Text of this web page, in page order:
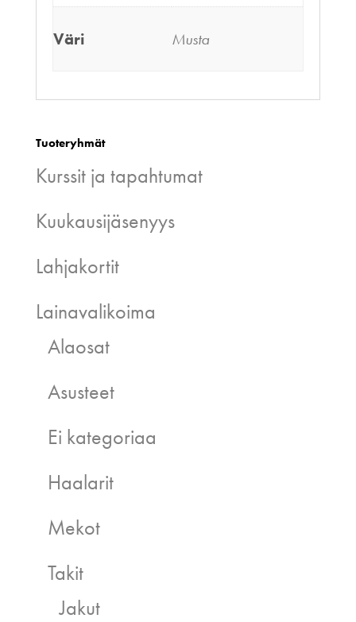
Väri Musta
Tuoteryhmät
Kurssit ja tapahtumat
Kuukausijäsenyys
Lahjakortit
Lainavalikoima
Alaosat
Asusteet
Ei kategoriaa
Haalarit
Mekot
Takit
Jakut